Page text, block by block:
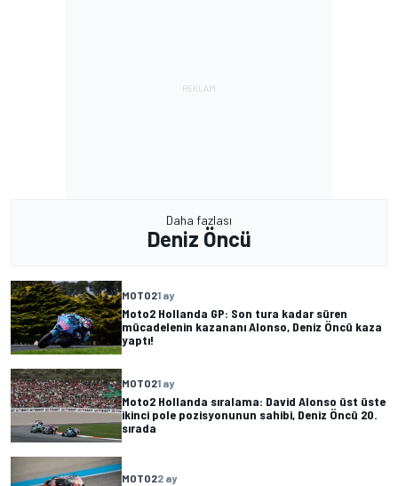
Daha fazlası
Deniz Öncü
MOTO21 ay
Moto2 Hollanda GP: Son tura kadar süren
mücadelenin kazananı Alonso, Deniz Öncü kaza
yaptı!
MOTO21 ay
Moto2 Hollanda sıralama: David Alonso üst üste
ikinci pole pozisyonunun sahibi, Deniz Öncü 20.
sırada
MOTO22 ay